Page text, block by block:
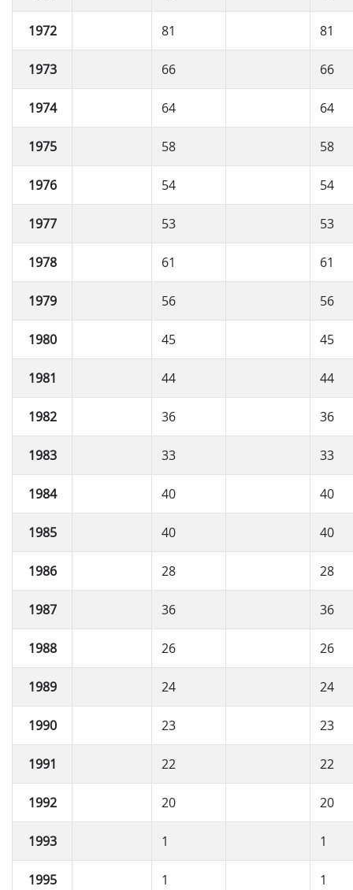
1972 81 81
1973 66 66
1974 64 64
1975 58 58
1976 54 54
1977 53 53
1978 61 61
1979 56 56
1980 45 45
1981 44 44
1982 36 36
1983 33 33
1984 40 40
1985 40 40
1986 28 28
1987 36 36
1988 26 26
1989 24 24
1990 23 23
1991 22 22
1992 20 20
1993 1 1
1995 1 1